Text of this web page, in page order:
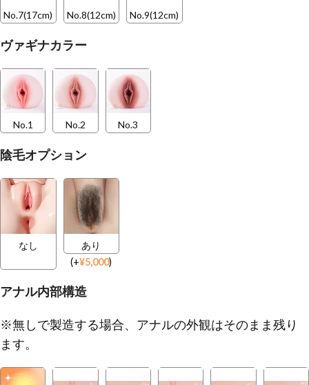
No.7(17cm) No.8(12cm) No.9(12cm)
ヴァギナカラー
No.1 No.2 No.3
陰毛オプション
なし
あり
(+¥5,000)
アナル内部構造
※無しで製造する場合、アナルの外観はそのまま残り
ます。